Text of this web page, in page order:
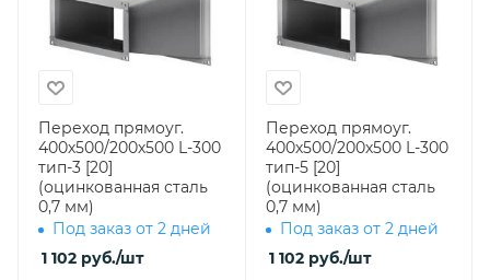
Переход прямоуг.
400х500/200х500 L-300
тип-3 [20]
(оцинкованная сталь
0,7 мм)
Под заказ от 2 дней
1 102 руб./шт
Переход прямоуг.
400х500/200х500 L-300
тип-5 [20]
(оцинкованная сталь
0,7 мм)
Под заказ от 2 дней
1 102руб./шт